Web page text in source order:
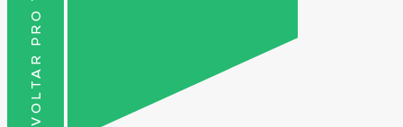
VOLTAR PRO TOPO